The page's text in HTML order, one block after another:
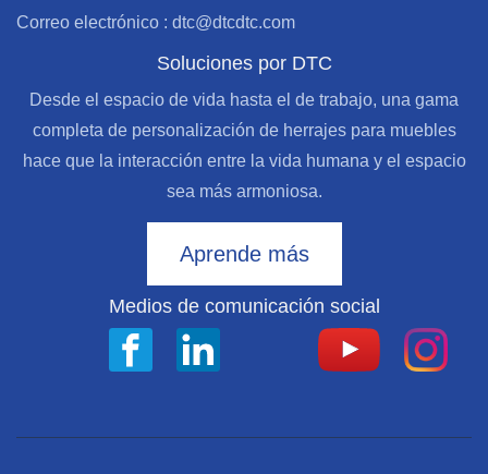
Correo electrónico : dtc@dtcdtc.com
Soluciones por DTC
Desde el espacio de vida hasta el de trabajo, una gama
completa de personalización de herrajes para muebles
hace que la interacción entre la vida humana y el espacio
sea más armoniosa.
Aprende más
Medios de comunicación social